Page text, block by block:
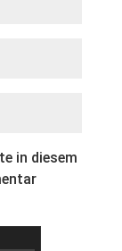
in diesem